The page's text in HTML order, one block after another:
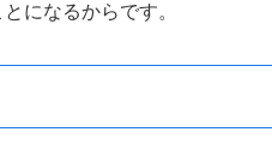
になるからです。